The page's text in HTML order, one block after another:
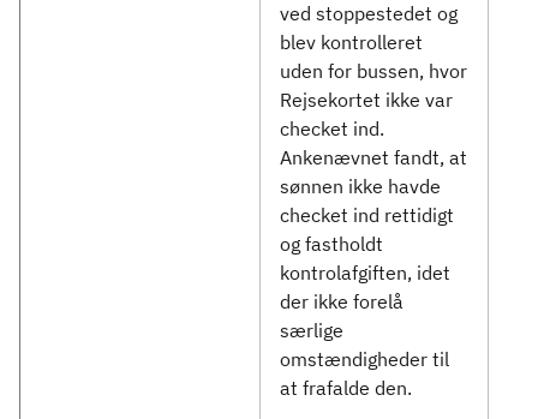
ved stoppestedet og
blev kontrolleret
uden for bussen, hvor
Rejsekortet ikke var
checket ind.
Ankenævnet fandt, at
sønnen ikke havde
checket ind rettidigt
og fastholdt
kontrolafgiften, idet
der ikke forelå
særlige
omstændigheder til
at frafalde den.